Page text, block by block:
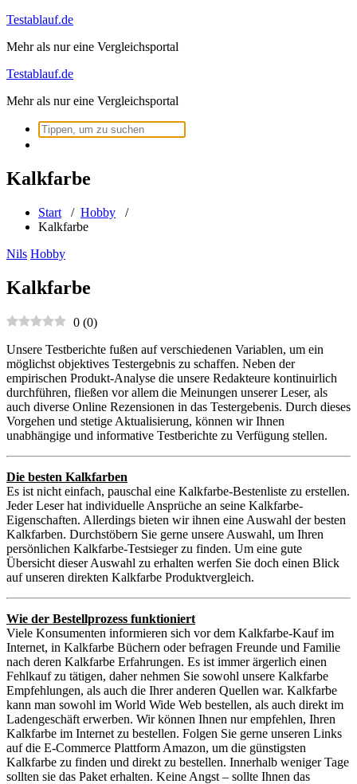
Zum
springen
Testablauf.de
Mehr als nur eine Vergleichsportal
Testablauf.de
Mehr als nur eine Vergleichsportal
Suchen
nach:
Kalkfarbe
Start / Hobby /
Kalkfarbe
Nils Hobby
Kalkfarbe
0 (0)
Unsere Testberichte fußen auf verschiedenen Variablen, um ein
möglichst objektives Testergebnis zu schaffen. Neben der
empirischen Produkt-Analyse die unsere Redakteure kontinuirlich
durchführen, fließen vor allem die Meinungen unserer Leser, als
auch diverse Online Rezensionen in das Testergebenis. Durch dieses
Vorgehen und stetige Aktualisierung, können wir Ihnen
unabhängige und informative Testberichte zu Verfügung stellen.
Die besten Kalkfarben
Es ist nicht einfach, pauschal eine Kalkfarbe-Bestenliste zu erstellen.
Jeder Leser hat individuelle Ansprüche an seine Kalkfarbe-
Eigenschaften. Allerdings bieten wir ihnen eine Auswahl der besten
Kalkfarben. Durchstöbern Sie gerne unsere Auswahl, um Ihren
persönlichen Kalkfarbe-Testsieger zu finden. Um eine gute
Übersicht dieser Auswahl zu erhalten werfen Sie doch einen Blick
auf unseren direkten Kalkfarbe Produktvergleich.
Wie der Bestellprozess funktioniert
Viele Konsumenten informieren sich vor dem Kalkfarbe-Kauf im
Internet, in Kalkfarbe Büchern oder befragen Freunde und Familie
nach deren Kalkfarbe Erfahrungen. Es ist immer ärgerlich einen
Fehlkauf zu tätigen, daher nehmen Sie sowohl unsere Kalkfarbe
Empfehlungen, als auch die Ihrer anderen Quellen war. Kalkfarbe
kann man sowohl im World Wide Web bestellen, als auch direkt im
Ladengeschäft erwerben. Wir können Ihnen nur empfehlen, Ihren
Kalkfarbe im Internet zu bestellen. Folgen Sie gerne unseren Links
auf die E-Commerce Plattform Amazon, um die günstigsten
Kalkfarbe zu finden und direkt zu bestellen. Innerhalb weniger Tage
sollten sie das Paket erhalten. Keine Angst – sollte Ihnen das